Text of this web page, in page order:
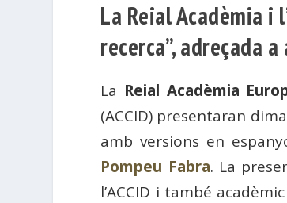
La Reial Acadèmia i
recerca”, adreçada
La Reial Acadèmia
(ACCID) presentaran
amb versions en
Pompeu Fabra. La
l’ACCID i també